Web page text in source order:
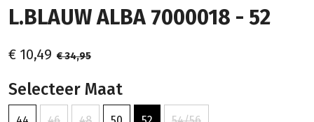
L.BLAUW ALBA 7000018 - 52
€ 10,49 € 34,95
Selecteer Maat